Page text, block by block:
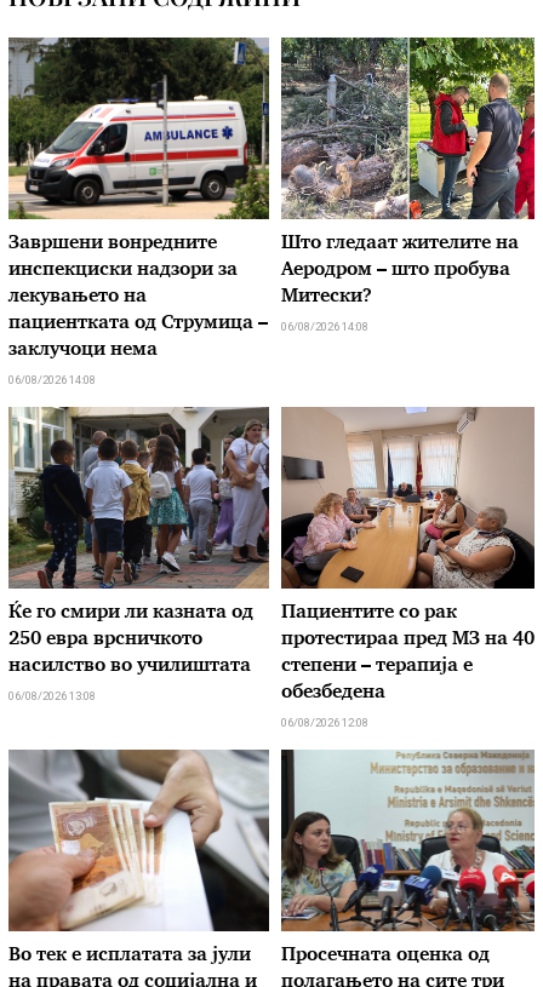
Завршени вонредните
инспекциски надзори за
лекувањето на
пациентката од Струмица –
заклучоци нема
06/08/2026 14:08
Што гледаат жителите на
Аеродром – што пробува
Митески?
06/08/2026 14:08
Ќе го смири ли казната од
250 евра врсничкото
насилство во училиштата
06/08/2026 13:08
Пациентите со рак
протестираа пред МЗ на 40
степени – терапија е
обезбедена
06/08/2026 12:08
Во тек е исплатата за јули
на правата од социјална и
Просечната оценка од
полагањето на сите три